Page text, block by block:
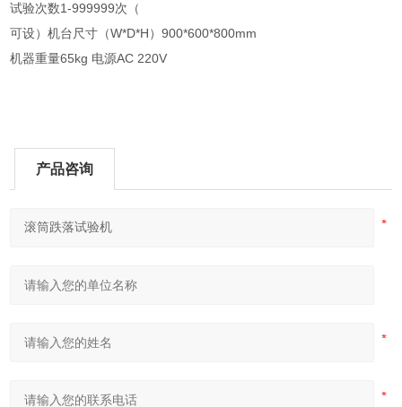
试验次数1-999999次（
可设）机台尺寸（W*D*H）900*600*800mm
机器重量65kg 电源AC 220V
产品咨询